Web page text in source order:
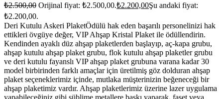
₺2.500,00 Orijinal fiyat: ₺2.500,00.₺2.200,00Şu andaki fiyat:
₺2.200,00.
Deri Kutulu Askeri PlaketÖdülü hak eden başarılı personelinizi hak
ettikleri övgüye değer, VIP Ahşap Kristal Plaket ile ödüllendirin.
Kendinden ayaklı düz ahşap plaketlerden başlayıp, aç-kapa grubu,
ahşap kutulu ahşap plaket grubu, flok kutulu ahşap plaketler grubu
ve deri kutulu fayanslı VIP ahşap plaket grubuna varana kadar 30
model birbirinden farklı amaçlar için üretilmiş göz dolduran ahşap
plaket seçeneklerimiz içinde, mutlaka müşterinizin beğeneceği bir
ahşap plaketimiz vardır. Ahşap plaketlerimiz üzerine lazer uygulama